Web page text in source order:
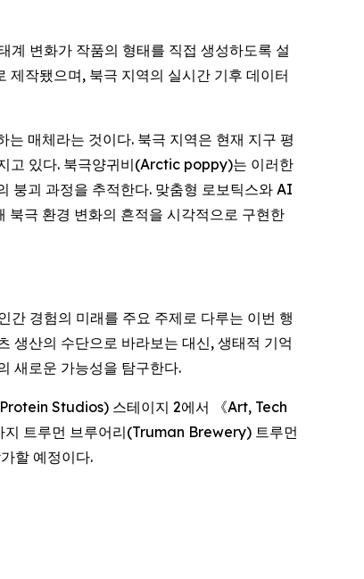
변화가 작품의 형태를 직접 생성하도록 설
작됐으며, 북극 지역의 실시간 기후 데이터
매체라는 것이다. 북극 지역은 현재 지구 평
고 있다. 북극양귀비(Arctic poppy)는 이러한
붕괴 과정을 추적한다. 맞춤형 로보틱스와 AI
극 환경 변화의 흔적을 시각적으로 구현한
경험의 미래를 주요 주제로 다루는 이번 행
생산의 수단으로 바라보는 대신, 생태적 기억
새로운 가능성을 탐구한다.
Studios) 스테이지 2에서 《Art, Tech
지 트루먼 브루어리(Truman Brewery) 트루먼
할 예정이다.